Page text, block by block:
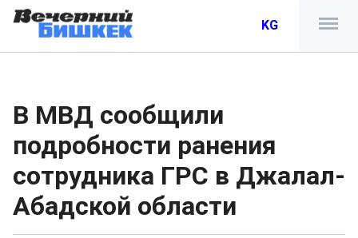
KG
В МВД сообщили
подробности ранения
сотрудника ГРС в Джалал-
Абадской области